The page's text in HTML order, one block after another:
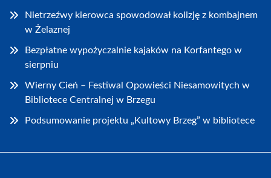
Nietrzeźwy kierowca spowodował kolizję z kombajnem
w Żelaznej
Bezpłatne wypożyczalnie kajaków na Korfantego w
sierpniu
Wierny Cień – Festiwal Opowieści Niesamowitych w
Bibliotece Centralnej w Brzegu
Podsumowanie projektu „Kultowy Brzeg” w bibliotece